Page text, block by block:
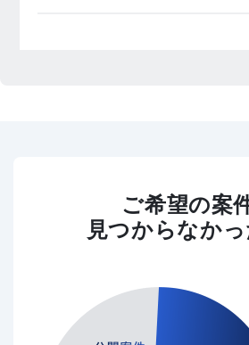
ご希望の案
見つからなか